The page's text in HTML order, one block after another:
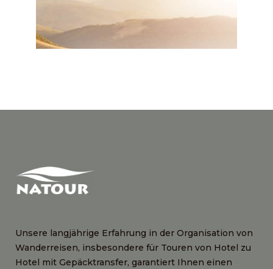
Unsere langjährige Erfahrung in der Organisation von
Wanderreisen, insbesondere für Touren von Hotel zu
Hotel mit Gepäcktransfer, garantiert Ihnen einen